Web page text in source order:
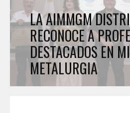
LA AIMMGM
RECONOCE A
DESTACADOS EN
METALURGIA